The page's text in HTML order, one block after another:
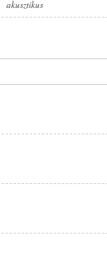
akusztikus